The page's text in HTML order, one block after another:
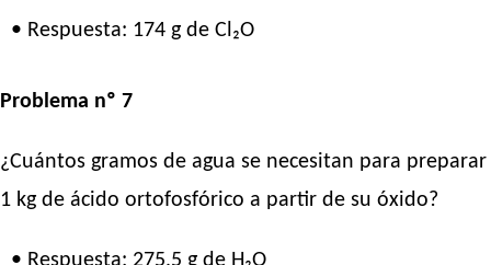
• Respuesta: 174 g de Cl₂O
Problema nº 7
¿Cuántos gramos de agua se necesitan para preparar
1 kg de ácido ortofosfórico a partir de su óxido?
• Respuesta: 275,5 g de H₂O